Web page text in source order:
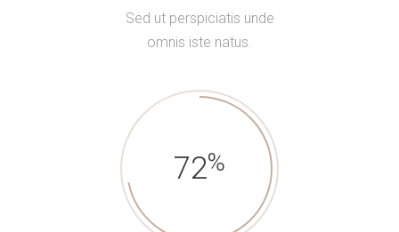
Sed ut perspiciatis unde
omnis iste natus.
72